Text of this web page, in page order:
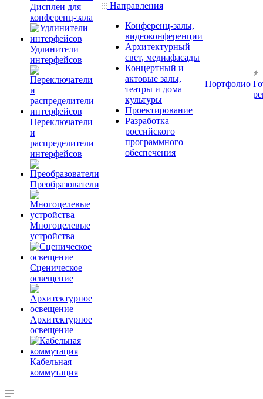
Дисплеи для
конференц-зала
Удлинители
интерфейсов
Переключатели
и
распределители
интерфейсов
Преобразователи
Многоцелевые
устройства
Сценическое
освещение
Архитектурное
освещение
Кабельная
коммутация
Направления
Конференц-залы,
видеоконференции
Архитектурный
свет, медиафасады
Концертный и
актовые залы,
театры и дома
культуры
Проектирование
Разработка
российского
программного
обеспечения
Портфолио